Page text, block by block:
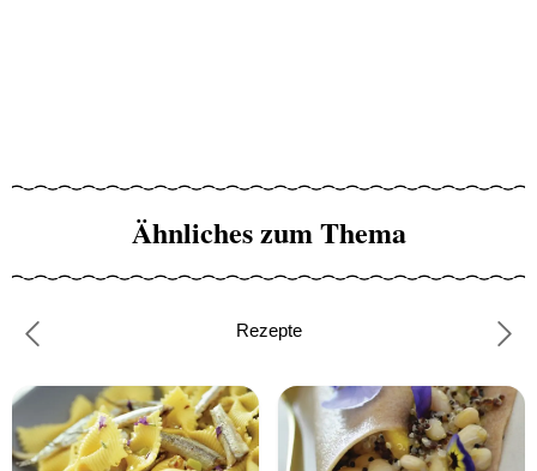
Ähnliches zum Thema
Rezepte